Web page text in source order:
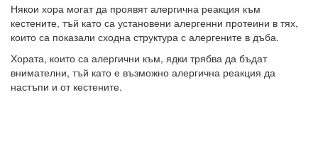
Някои хора могат да проявят алергична реакция към
кестените, тъй като са установени алергенни протеини в тях,
които са показали сходна структура с алергените в дъба.
Хората, които са алергични към, ядки трябва да бъдат
внимателни, тъй като е възможно алергична реакция да
настъпи и от кестените.